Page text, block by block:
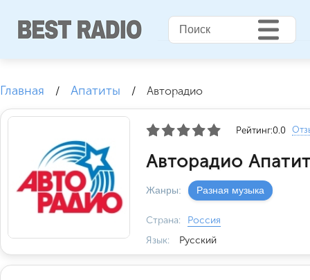
Главная / Апатиты / Авторадио
Рейтинг:0.0
Авторадио
Жанры: Разная музыка
Страна:
Россия
Язык:
Русский